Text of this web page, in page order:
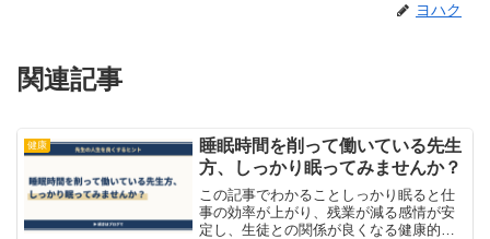
ヨハク
関連記事
健康
睡眠時間を削って働いている先生
方、しっかり眠ってみませんか？
この記事でわかることしっかり眠ると仕
事の効率が上がり、残業が減る感情が安
定し、生徒との関係が良くなる健康的に